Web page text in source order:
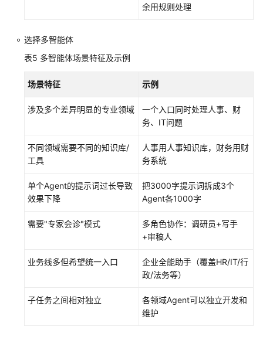
余用规则处理
选择多智能体
表5 多智能体场景特征及示例
场景特征 示例
涉及多个差异明显的专业领域
一个入口同时处理人事、财
务、IT问题
不同领域需要不同的知识库/
工具
人事用人事知识库，财务用财
务系统
单个Agent的提示词过长导致
效果下降
把3000字提示词拆成3个
Agent各1000字
需要"专家会诊"模式
多角色协作：调研员+写手
+审稿人
业务线多但希望统一入口
企业全能助手（覆盖HR/IT/行
政/法务等）
子任务之间相对独立
各领域Agent可以独立开发和
维护